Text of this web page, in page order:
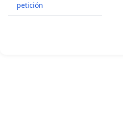
petición